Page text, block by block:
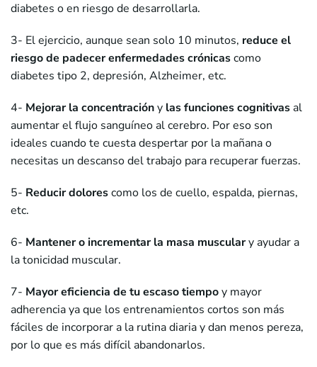
diabetes o en riesgo de desarrollarla.
3- El ejercicio, aunque sean solo 10 minutos, reduce el
riesgo de padecer enfermedades crónicascomo
diabetes tipo 2, depresión, Alzheimer, etc.
4- Mejorar la concentracióny las funciones cognitivas al
aumentar el flujo sanguíneo al cerebro. Por eso son
ideales cuando te cuesta despertar por la mañana o
necesitas un descanso del trabajo para recuperar fuerzas.
5- Reducir dolorescomo los de cuello, espalda, piernas,
etc.
6- Mantener o incrementar la masa musculary ayudar a
la tonicidad muscular.
7- Mayor eficiencia de tu escaso tiempoy mayor
adherencia ya que los entrenamientos cortos son más
fáciles de incorporar a la rutina diaria y dan menos pereza,
por lo que es más difícil abandonarlos.